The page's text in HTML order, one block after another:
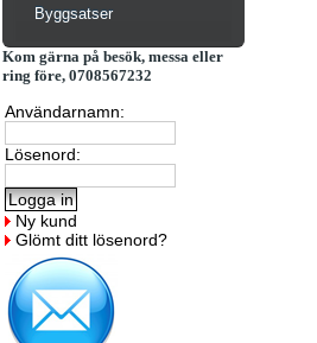
Byggsatser
Kom gärna på besök, messa eller
ring före, 0708567232
Användarnamn:
Lösenord:
Ny kund
Glömt ditt lösenord?